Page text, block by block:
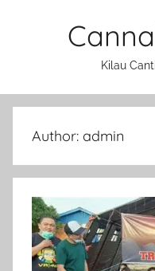
Kilau
Author: admin